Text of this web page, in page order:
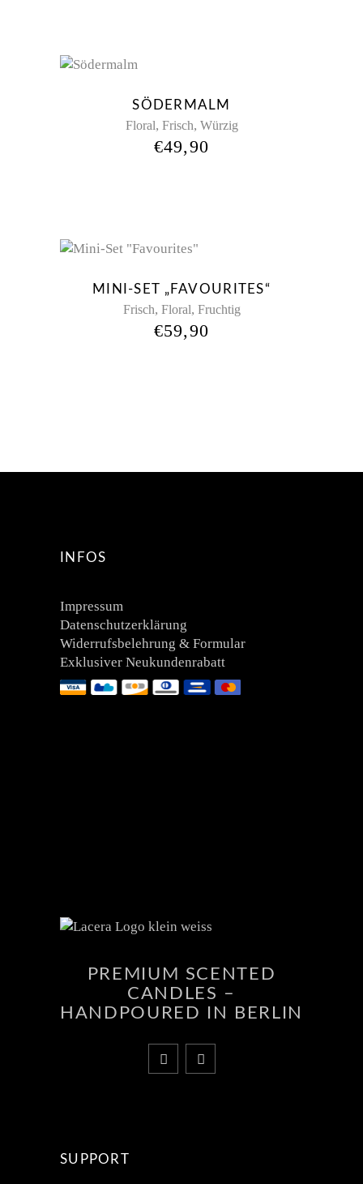
SÖDERMALM
Floral, Frisch, Würzig
€49,90
MINI-SET „FAVOURITES“
Frisch, Floral, Fruchtig
€59,90
INFOS
Impressum
Datenschutzerklärung
Widerrufsbelehrung & Formular
Exklusiver Neukundenrabatt
PREMIUM SCENTED
CANDLES –
HANDPOURED IN BERLIN
SUPPORT